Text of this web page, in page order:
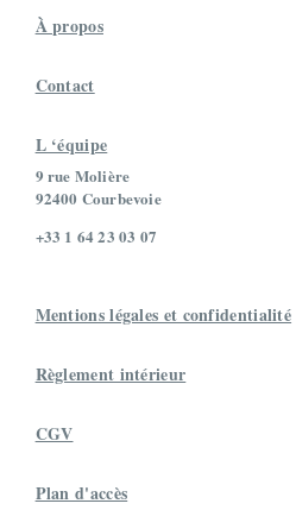
À propos
Contact
L ‘équipe
9 rue Molière
92400 Courbevoie
+33 1 64 23 03 07
Mentions légales et confidentialité
Règlement intérieur
CGV
Plan d'accès